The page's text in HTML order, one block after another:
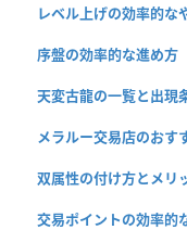
レベル上げの効率的な
序盤の効率的な進め方
天変古龍の一覧と出現
メラルー交易店のおす
双属性の付け方とメリ
交易ポイントの効率的